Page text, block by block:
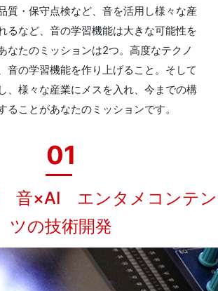
質・保守点検など、音を活用し様々な産
るなど、音の学習機能は大きな可能性を
なたのミッションは2つ。高度なテクノ
音の学習機能を作り上げること。そして
、様々な産業にメスを入れ、今までの構
ることがあなたのミッションです。
01
音×AI エンタメコンテン
ツの技術開発